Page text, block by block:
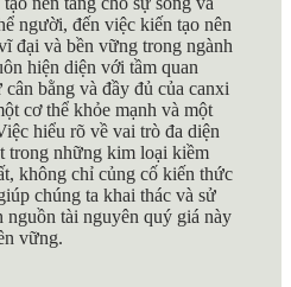
người, đến việc kiến tạo nên
đại và bền vững trong ngành
hiện diện với tầm quan
bằng và đầy đủ của canxi
cơ thể khỏe mạnh và một
hiểu rõ về vai trò đa diện
trong những kim loại kiềm
không chỉ củng cố kiến thức
chúng ta khai thác và sử
nguồn tài nguyên quý giá này
vững.